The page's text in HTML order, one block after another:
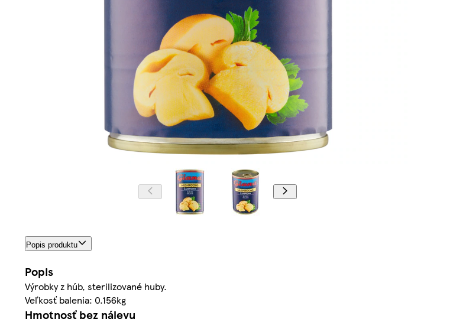
Popis produktu
Popis
Výrobky z húb, sterilizované huby.
Veľkosť balenia: 0.156kg
Hmotnosť bez nálevu